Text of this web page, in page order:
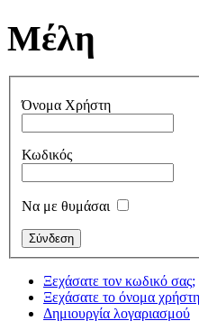
Μέλη
Όνομα Χρήστη
Κωδικός
Να με θυμάσαι
Ξεχάσατε τον κωδικό σας;
Ξεχάσατε το όνομα
Δημιουργία λογαριασμού